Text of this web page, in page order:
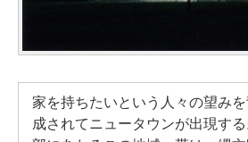
家を持ちたいという人々の望み
成されてニュータウンが出現す